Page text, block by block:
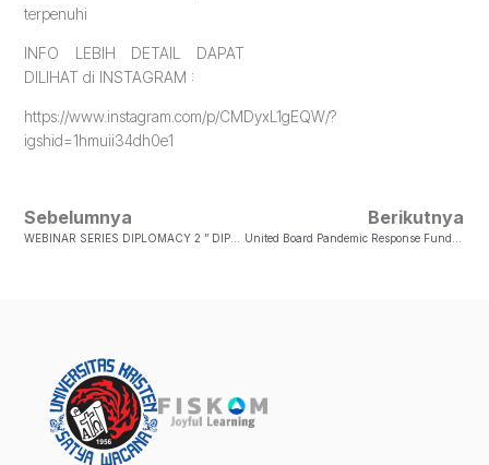
terpenuhi
INFO LEBIH DETAIL DAPAT
DILIHAT di INSTAGRAM :
https://www.instagram.com/p/CMDyxL1gEQW/?
igshid=1hmuii34dh0e1
Sebelumnya Berikutnya